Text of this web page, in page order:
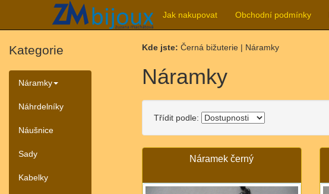
Jak nakupovat Obchodní podmínky
Kategorie
Náramky
Náhrdelníky
Náušnice
Sady
Kabelky
Kde jste: Černá bižuterie | Náramky
Náramky
Třídit podle:
Náramek černý